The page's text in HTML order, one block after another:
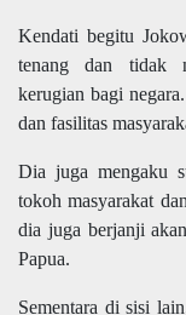
Kendati begitu
tenang dan tidak
kerugian bagi
dan fasilitas
Dia juga mengaku
tokoh masyarakat
dia juga berjanji
Papua.
Sementara di sisi